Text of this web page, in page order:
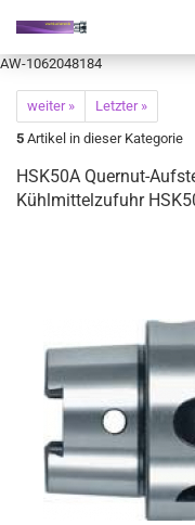
AW-1062048184
weiter »
Letzter »
5 Artikel in dieser Kategorie
HSK50A Quernut-
Kühlmittelzufuhr